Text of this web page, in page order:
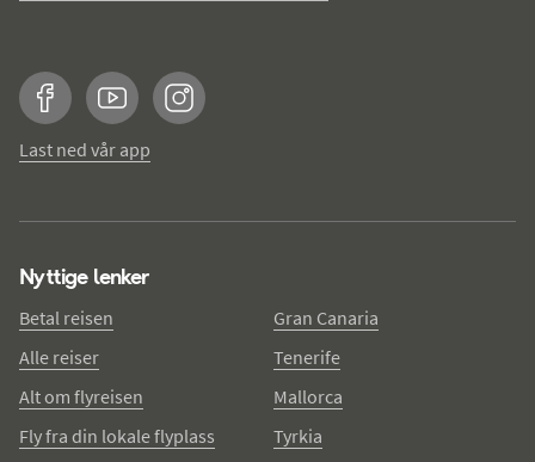
FacebookYouTubeInstagram
Last ned vår app
Nyttige lenker
Betal reisen
Alle reiser
Alt om flyreisen
Fly fra din lokale flyplass
Gran Canaria
Tenerife
Mallorca
Tyrkia